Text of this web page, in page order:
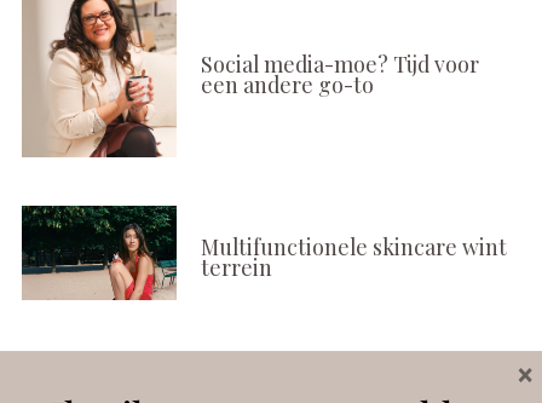
Social media-moe? Tijd voor
een andere go-to
Multifunctionele skincare wint
terrein
×